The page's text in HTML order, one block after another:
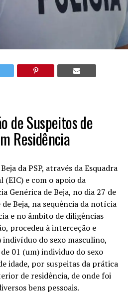
de Suspeitos de
Residência
da PSP, através da Esquadra
(EIC) e com o apoio da
Genérica de Beja, no dia 27 de
Beja, na sequência da notícia
e no âmbito de diligências
procedeu à interceção e
do sexo masculino,
01 (um) individuo do sexo
idade, por suspeitas da prática
de residência, de onde foi
bens pessoais.